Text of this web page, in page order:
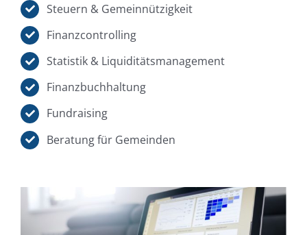
Steuern & Gemeinnützigkeit
Finanzcontrolling
Statistik & Liquiditätsmanagement
Finanzbuchhaltung
Fundraising
Beratung für Gemeinden